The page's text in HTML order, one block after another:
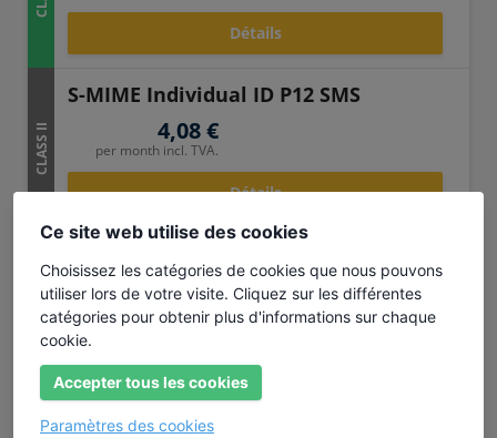
Détails
CLASS II
S-MIME Individual ID P12 SMS
4,08 €
per month incl. TVA.
Détails
CLASS I 2,75 €
per month incl. TVA.
Ce site web utilise des cookies
Choisissez les catégories de cookies que nous pouvons
utiliser lors de votre visite. Cliquez sur les différentes
catégories pour obtenir plus d'informations sur chaque
cookie.
Accepter tous les cookies
Paramètres des cookies